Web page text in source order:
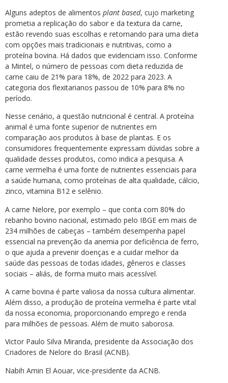
Alguns adeptos de alimentos plant based, cujo marketing
prometia a replicação do sabor e da textura da carne,
estão revendo suas escolhas e retornando para uma dieta
com opções mais tradicionais e nutritivas, como a
proteína bovina. Há dados que evidenciam isso. Conforme
a Mintel, o número de pessoas com dieta reduzida de
carne caiu de 21% para 18%, de 2022 para 2023. A
categoria dos flexitarianos passou de 10% para 8% no
período.
Nesse cenário, a questão nutricional é central. A proteína
animal é uma fonte superior de nutrientes em
comparação aos produtos à base de plantas. E os
consumidores frequentemente expressam dúvidas sobre a
qualidade desses produtos, como indica a pesquisa. A
carne vermelha é uma fonte de nutrientes essenciais para
a saúde humana, como proteínas de alta qualidade, cálcio,
zinco, vitamina B12 e selênio.
A carne Nelore, por exemplo – que conta com 80% do
rebanho bovino nacional, estimado pelo IBGE em mais de
234 milhões de cabeças – também desempenha papel
essencial na prevenção da anemia por deficiência de ferro,
o que ajuda a prevenir doenças e a cuidar melhor da
saúde das pessoas de todas idades, gêneros e classes
sociais – aliás, de forma muito mais acessível.
A carne bovina é parte valiosa da nossa cultura alimentar.
Além disso, a produção de proteína vermelha é parte vital
da nossa economia, proporcionando emprego e renda
para milhões de pessoas. Além de muito saborosa.
Victor Paulo Silva Miranda, presidente da Associação dos
Criadores de Nelore do Brasil (ACNB).
Nabih Amin El Aouar, vice-presidente da ACNB.